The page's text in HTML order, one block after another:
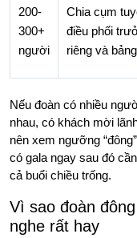
200-
300+
người
Chia cụm
điều phối
riêng và
Nếu đoàn có nhiều
nhau, có khách mời
nên xem ngưỡng
có gala ngay sau đó
cả buổi chiều trống.
Vì sao đoàn
nghe rất hay